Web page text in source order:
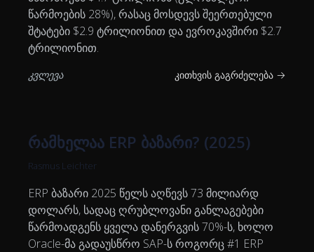
წარმოების 28%), რასაც მოსდევს შეერთებული
შტატები $2.9 ტრილიონით და ევროკავშირი $2.7
ტრილიონით.
კვლევა კითხვის გაგრძელება →
რამხელაა ERP ბაზარი? (2025)
Rasmus Leichter
ERP ბაზარი 2025 წელს აღწევს 73 მილიარდ
დოლარს, სადაც ღრუბლოვანი განლაგებები
წარმოადგენს ყველა დანერგვის 70%-ს, ხოლო
Oracle-მა გადაუსწრო SAP-ს როგორც #1 ERP